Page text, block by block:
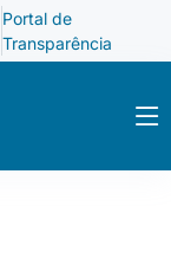
Portal de
Transparência